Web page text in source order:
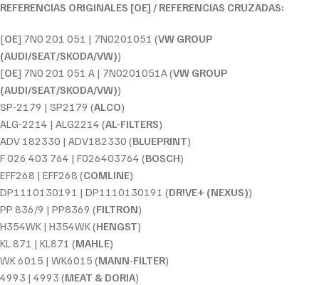
REFERENCIAS ORIGINALES [OE] / REFERENCIAS CRUZADAS:
[OE] 7N0 201 051 | 7N0201051 (VW GROUP
(AUDI/SEAT/SKODA/VW))
[OE] 7N0 201 051 A | 7N0201051A (VW GROUP
(AUDI/SEAT/SKODA/VW))
SP-2179 | SP2179 (ALCO)
ALG-2214 | ALG2214 (AL-FILTERS)
ADV 182330 | ADV182330 (BLUEPRINT)
F 026 403 764 | F026403764 (BOSCH)
EFF268 | EFF268 (COMLINE)
DP1110130191 | DP1110130191 (DR!VE+ (NEXUS))
PP 836/9 | PP8369 (FILTRON)
H354WK | H354WK (HENGST)
KL 871 | KL871 (MAHLE)
WK 6015 | WK6015 (MANN-FILTER)
4993 | 4993 (MEAT & DORIA)